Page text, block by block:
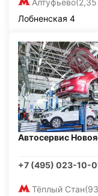
Алтуфьево
Лобненская 4
Автосервис
+7 (495) 023-10-
Тёплый Стан